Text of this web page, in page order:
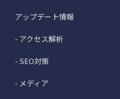
アップデート情報
- アクセス解析
- SEO対策
- メディア